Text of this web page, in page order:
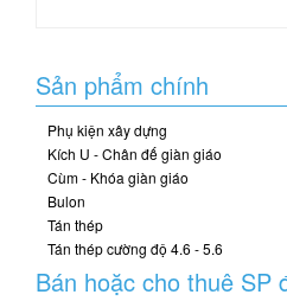
Sản phẩm chính
Phụ kiện xây dựng
Kích U - Chân đế giàn giáo
Cùm - Khóa giàn giáo
Bulon
Tán thép
Tán thép cường độ 4.6 - 5.6
Bán hoặc cho thuê SP